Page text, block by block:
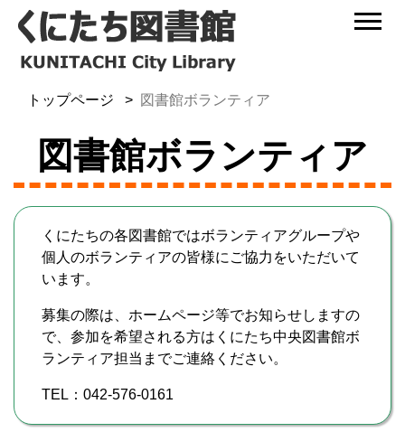
トップページ 図書館ボランティア
図書館ボランティア
くにたちの各図書館ではボランティアグループや
個人のボランティアの皆様にご協力をいただいて
います。
募集の際は、ホームページ等でお知らせしますの
で、参加を希望される方はくにたち中央図書館ボ
ランティア担当までご連絡ください。
TEL：042-576-0161